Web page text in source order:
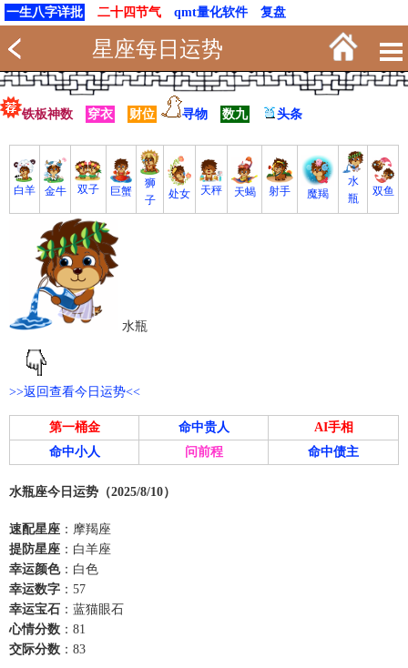
一生八字详批 二十四节气 qmt量化软件 复盘
星座每日运势
铁板神数 穿衣 财位 寻物 数九 头条
白羊 金牛 双子 巨蟹
狮
子
处女 天秤 天蝎 射手 魔羯
水
瓶
双鱼
水瓶
>>返回查看今日运势<<
第一桶金 命中贵人
AI手相
命中小人
问前程 命中债主
水瓶座今日运势（2025/8/10）
速配星座 ：摩羯座
提防星座 ：白羊座
幸运颜色：白色
幸运数字 ：57
幸运宝石 ：蓝猫眼石
心情分数 ：81
交际分数 ：83